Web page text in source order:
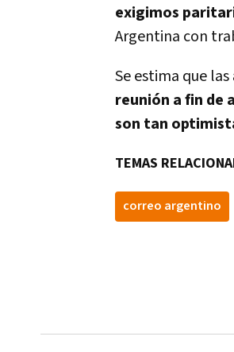
exigimos
Argentina con
Se estima que las
reunión a fin de
son tan
TEMAS
correo argentino